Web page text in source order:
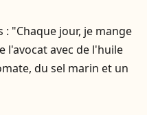
: "Chaque jour, je mange
l'avocat avec de l'huile
du sel marin et un